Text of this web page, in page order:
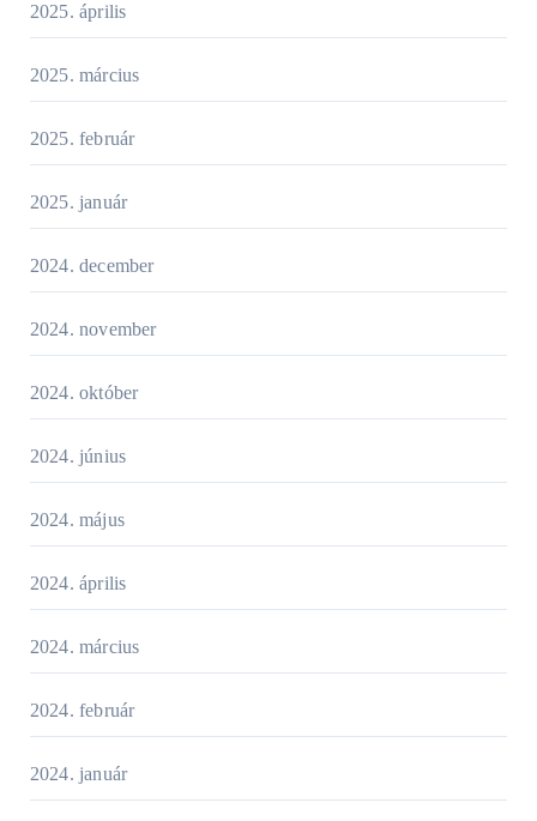
2025. április
2025. március
2025. február
2025. január
2024. december
2024. november
2024. október
2024. június
2024. május
2024. április
2024. március
2024. február
2024. január